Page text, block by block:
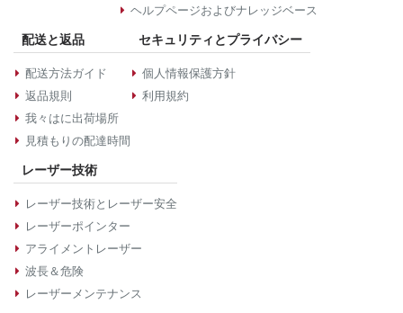
ヘルプページおよびナレッジベース
配送と返品
配送方法ガイド
返品規則
我々はに出荷場所
見積もりの配達時間
セキュリティとプライバシー
個人情報保護方針
利用規約
レーザー技術
レーザー技術とレーザー安全
レーザーポインター
アライメントレーザー
波長＆危険
レーザーメンテナンス